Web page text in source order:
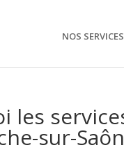
NOS SERVICES
les
sur-